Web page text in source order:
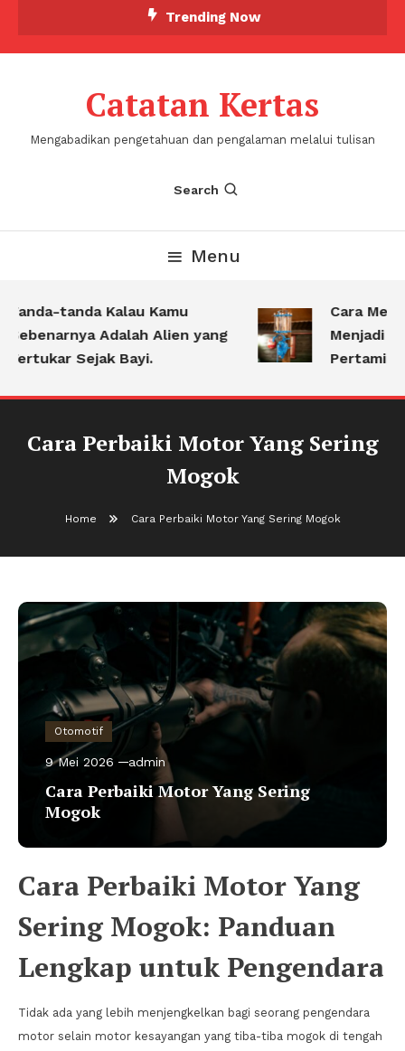
Trending Now
Catatan Kertas
Mengabadikan pengetahuan dan pengalaman melalui tulisan
Search
Menu
Tanda-tanda Kalau Kamu
Sebenarnya Adalah Alien yang
Tertukar Sejak Bayi.
Cara
Menjadi
Pertamina
Cara Perbaiki Motor Yang Sering
Mogok
Home Cara Perbaiki Motor Yang Sering Mogok
Otomotif
9 Mei 2026 admin
Cara Perbaiki Motor Yang Sering
Mogok
Cara Perbaiki Motor Yang
Sering Mogok: Panduan
Lengkap untuk Pengendara
Tidak ada yang lebih menjengkelkan bagi seorang pengendara
motor selain motor kesayangan yang tiba-tiba mogok di tengah